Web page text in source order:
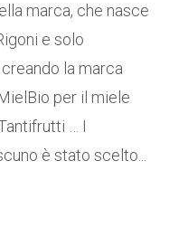
marca, che nasce
e solo
la marca
per il miele
… I
è stato scelto...